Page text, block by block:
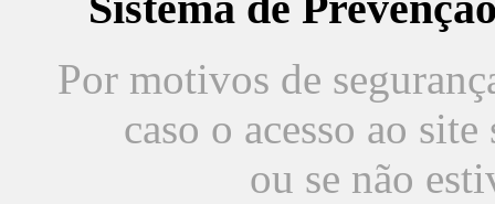
Por motivos de
caso o acesso ao
ou se não